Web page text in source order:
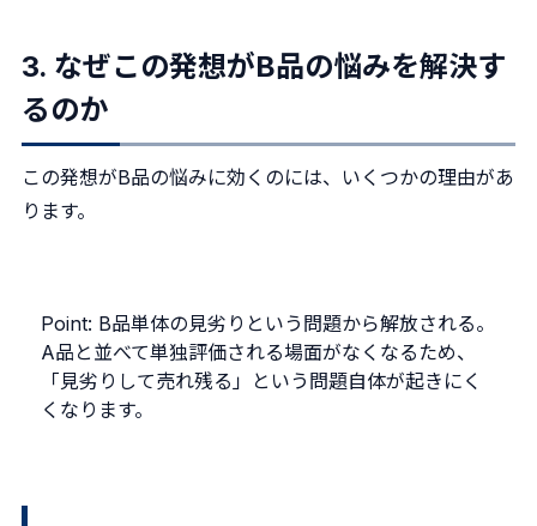
3. なぜこの発想がB品の悩みを解決す
るのか
この発想がB品の悩みに効くのには、いくつかの理由があ
ります。
Point: B品単体の見劣りという問題から解放される。
A品と並べて単独評価される場面がなくなるため、
「見劣りして売れ残る」という問題自体が起きにく
くなります。